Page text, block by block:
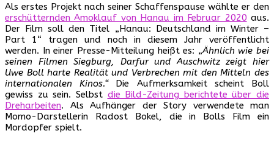
Als erstes Projekt nach seiner Schaffenspause wählte er den
erschütternden Amoklauf von Hanau im Februar 2020 aus.
Der Film soll den Titel „Hanau: Deutschland im Winter –
Part 1“ tragen und noch in diesem Jahr veröffentlicht
werden. In einer Presse-Mitteilung heißt es: „Ähnlich wie bei
seinen Filmen Siegburg, Darfur und Auschwitz zeigt hier
Uwe Boll harte Realität und Verbrechen mit den Mitteln des
internationalen Kinos.“Die Aufmerksamkeit scheint Boll
gewiss zu sein. Selbst die Bild-Zeitung berichtete über die
Dreharbeiten. Als Aufhänger der Story verwendete man
Momo-Darstellerin Radost Bokel, die in Bolls Film ein
Mordopfer spielt.